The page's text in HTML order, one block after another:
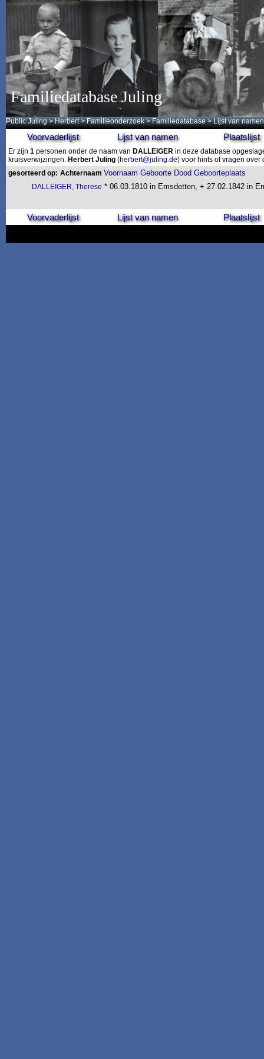
Familiedatabase Juling
Public Juling >Herbert >Familieonderzoek >Familiedatabase > Lijst van namen
Voorvaderlijst Lijst van namen Plaatslijst
Er zijn 1 personen onder de naam van DALLEIGER in deze database
kruisverwijzingen. Herbert Juling (herbert@juling.de) voor hints of vragen
gesorteerd op: Achternaam Voornaam Geboorte Dood Geboorteplaats
DALLEIGER, Therese * 06.03.1810 in Emsdetten, + 27.02.1842 in
Voorvaderlijst Lijst van namen Plaatslijst